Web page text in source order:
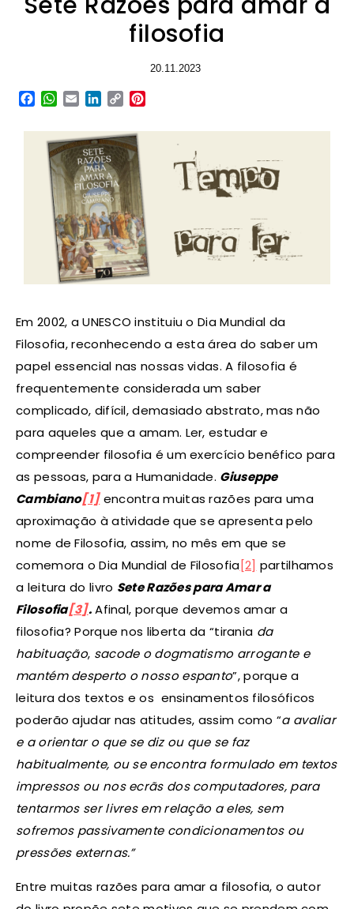
filosofia
20.11.2023
Facebook
WhatsApp
EmailLinkedIn
Copy
Em 2002, a UNESCO instituiu o Dia Mundial da
Filosofia, reconhecendo a esta área do saber um
papel essencial nas nossas vidas. A filosofia é
frequentemente considerada um saber
complicado, difícil, demasiado abstrato, mas não
para aqueles que a amam. Ler, estudar e
compreender filosofia é um exercício benéfico para
as pessoas, para a Humanidade. Giuseppe
Cambiano[1]encontra muitas razões para uma
aproximação à atividade que se apresenta pelo
nome de Filosofia, assim, no mês em que se
comemora o Dia Mundial de Filosofia[2] partilhamos
a leitura do livro Sete Razões para Amar a
Filosofia[3].Afinal, porque devemos amar a
filosofia? Porque nos liberta da “tirania da
habituação, sacode o dogmatismo arrogante e
mantém desperto o nosso espanto”, porque a
leitura dos textos e os ensinamentos filosóficos
poderão ajudar nas atitudes, assim como “a avaliar
e a orientar o que se diz ou que se faz
habitualmente, ou se encontra formulado em textos
impressos ou nos ecrãs dos computadores, para
tentarmos ser livres em relação a eles, sem
sofremos passivamente condicionamentos ou
pressões externas.”
Entre muitas razões para amar a filosofia, o autor